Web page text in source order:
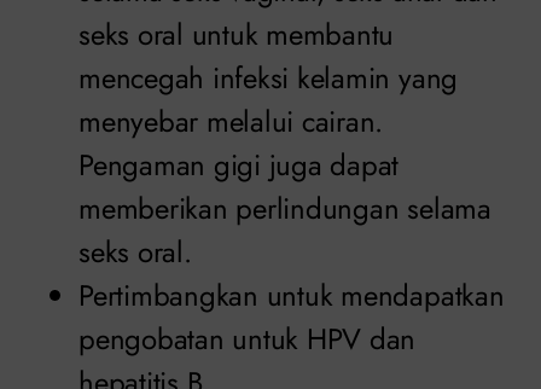
seks oral untuk membantu
mencegah infeksi kelamin yang
menyebar melalui cairan.
Pengaman gigi juga dapat
memberikan perlindungan selama
seks oral.
Pertimbangkan untuk mendapatkan
pengobatan untuk HPV dan